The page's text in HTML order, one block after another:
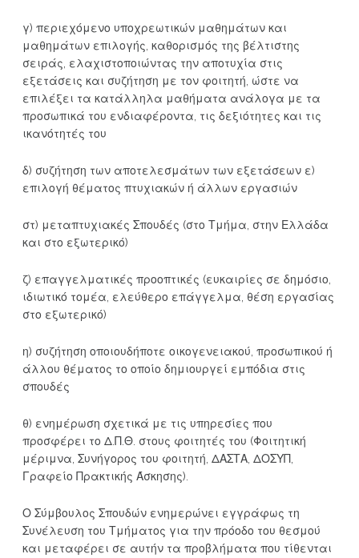
γ) περιεχόμενο υποχρεωτικών μαθημάτων και
μαθημάτων επιλογής, καθορισμός της βέλτιστης
σειράς, ελαχιστοποιώντας την αποτυχία στις
εξετάσεις και συζήτηση με τον φοιτητή, ώστε να
επιλέξει τα κατάλληλα μαθήματα ανάλογα με τα
προσωπικά του ενδιαφέροντα, τις δεξιότητες και τις
ικανότητές του
δ) συζήτηση των αποτελεσμάτων των εξετάσεων ε)
επιλογή θέματος πτυχιακών ή άλλων εργασιών
στ) μεταπτυχιακές Σπουδές (στο Τμήμα, στην Ελλάδα
και στο εξωτερικό)
ζ) επαγγελματικές προοπτικές (ευκαιρίες σε δημόσιο,
ιδιωτικό τομέα, ελεύθερο επάγγελμα, θέση εργασίας
στο εξωτερικό)
η) συζήτηση οποιουδήποτε οικογενειακού, προσωπικού ή
άλλου θέματος το οποίο δημιουργεί εμπόδια στις
σπουδές
θ) ενημέρωση σχετικά με τις υπηρεσίες που
προσφέρει το Δ.Π.Θ. στους φοιτητές του (Φοιτητική
μέριμνα, Συνήγορος του φοιτητή, ΔΑΣΤΑ, ΔΟΣΥΠ,
Γραφείο Πρακτικής Άσκησης).
Ο Σύμβουλος Σπουδών ενημερώνει εγγράφως τη
Συνέλευση του Τμήματος για την πρόοδο του θεσμού
και μεταφέρει σε αυτήν τα προβλήματα που τίθενται